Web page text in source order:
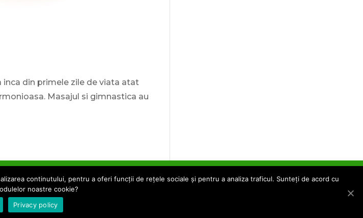
din primele zile de viata atat
Masajul si gimnastica au
Parteneri Contact
continutului, pentru a oferi funcții de rețele sociale și pentru a analiza traficul. Sunteți de acord cu
noastre cookie?
Privacy policy